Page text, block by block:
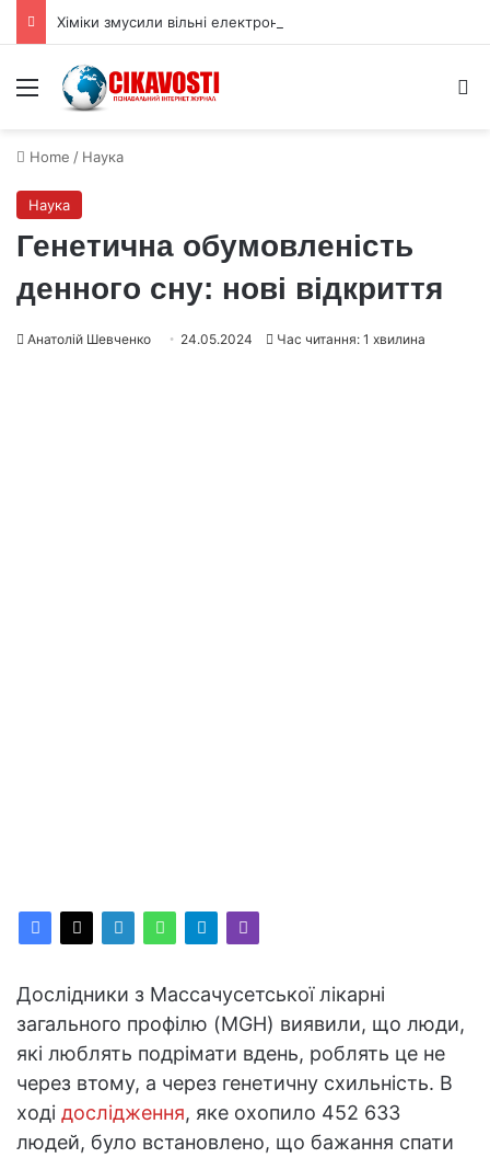
Menu
Home / Наука
Наука
Генетична обумовленість
денного сну: нові відкриття
Анатолій Шевченко 24.05.2024 Час читання: 1 хвилина
Дослідники з Массачусетської лікарні
загального профілю (MGH) виявили, що люди,
які люблять подрімати вдень, роблять це не
через втому, а через генетичну схильність. В
ході дослідження, яке охопило 452 633
людей, було встановлено, що бажання спати